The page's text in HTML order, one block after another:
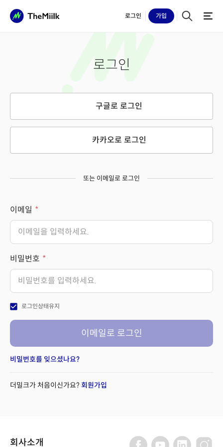
로그인 가입
로그인
구글로 로그인
카카오로 로그인
또는 이메일로 로그인
이메일
비밀번호
check_box 로그인상태유지
이메일로 로그인
비밀번호를 잊으셨나요?
더밀크가 처음이신가요? 회원가입
회사소개